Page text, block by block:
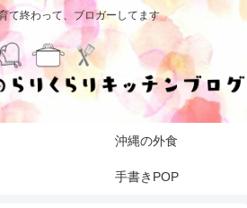
て終わって、ブロガーしてます
沖縄の外食
手書きPOP